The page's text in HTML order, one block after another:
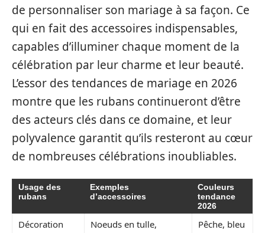
de personnaliser son mariage à sa façon. Ce
qui en fait des accessoires indispensables,
capables d’illuminer chaque moment de la
célébration par leur charme et leur beauté.
L’essor des tendances de mariage en 2026
montre que les rubans continueront d’être
des acteurs clés dans ce domaine, et leur
polyvalence garantit qu’ils resteront au cœur
de nombreuses célébrations inoubliables.
Usage des
rubans
Exemples
d’accessoires
Couleurs
tendance
2026
Décoration Noeuds en tulle, Pêche, bleu